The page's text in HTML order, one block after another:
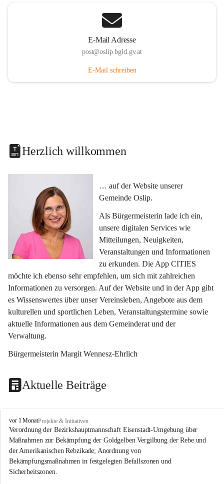
E-Mail Adresse
post@oslip.bgld.gv.at
E-Mail schreiben
Herzlich willkommen
… auf der Website unserer
Gemeinde Oslip.
Als Bürgermeisterin lade ich ein,
unsere digitalen Services wie
Mitteilungen, Neuigkeiten,
Veranstaltungen und Informationen
zu erkunden. Die App CITIES
möchte ich ebenso sehr empfehlen, um sich mit zahlreichen
Informationen zu versorgen. Auf der Website und in der App gibt
es Wissenswertes über unser Vereinsleben, Angebote aus dem
kulturellen und sportlichen Leben, Veranstaltungstermine sowie
aktuelle Informationen aus dem Gemeinderat und der
Verwaltung.
Bürgermeisterin Margit Wennesz-Ehrlich
Aktuelle Beiträge
O
s
l
i
p
vor 1 MonatProjekte & Initiativen
Verordnung der Bezirkshauptmannschaft Eisenstadt-Umgebung über
Maßnahmen zur Bekämpfung der Goldgelben Vergilbung der Rebe und
der Amerikanischen Rebzikade; Anordnung von
Bekämpfungsmaßnahmen in festgelegten Befallszonen und
Sicherheitszonen.